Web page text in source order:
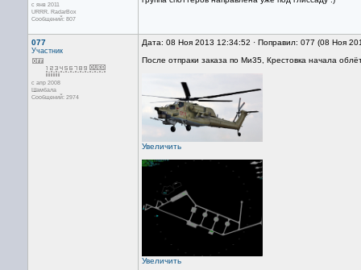
с янв 2011
URRR. RadarBox
Сообщений: 807
077
Участник
с апр 2008
Шамбала
Сообщений: 2974
Дата: 08 Ноя 2013 12:34:52 · Поправил: 077 (08 Ноя
После отпраки заказа по Ми35, Крестовка начала
Увеличить
Увеличить